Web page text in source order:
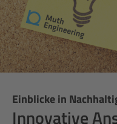
Einblicke in
Innovative